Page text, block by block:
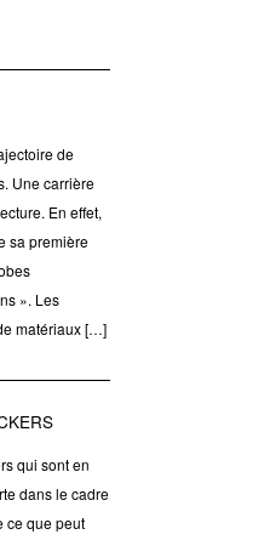
de
Une carrière
En effet,
sa première
». Les
matériaux […]
qui sont en
dans le cadre
ce que peut